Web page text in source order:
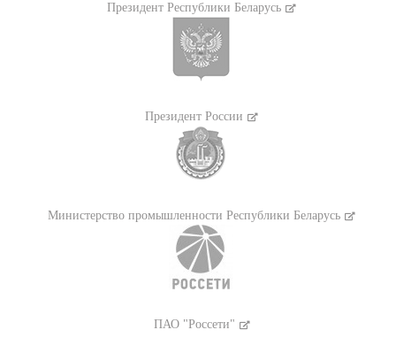
Президент Республики Беларусь
Президент России
Министерство промышленности Республики Беларусь
ПАО "Россети"